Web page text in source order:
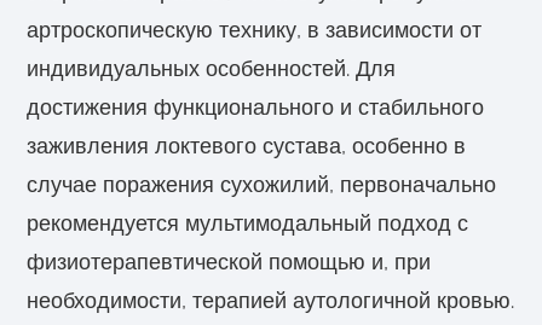
артроскопическую технику, в зависимости от
индивидуальных особенностей. Для
достижения функционального и стабильного
заживления локтевого сустава, особенно в
случае поражения сухожилий, первоначально
рекомендуется мультимодальный подход с
физиотерапевтической помощью и, при
необходимости, терапией аутологичной кровью.